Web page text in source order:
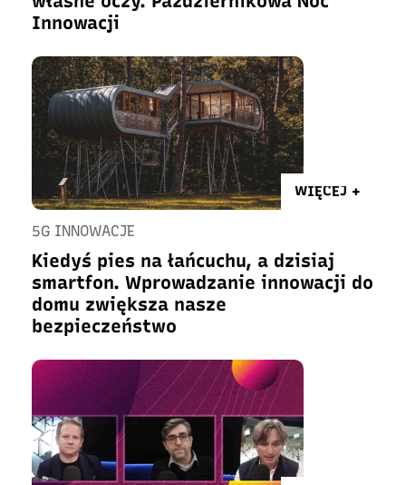
Innowacji
WIĘCEJ +
5G INNOWACJE
Kiedyś pies na łańcuchu, a dzisiaj
smartfon. Wprowadzanie innowacji do
domu zwiększa nasze
bezpieczeństwo